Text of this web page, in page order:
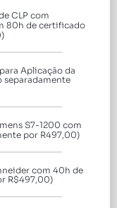
CLP com
80h de certificado
Aplicação da
separadamente
S7-1200 com
por R497,00)
com 40h de
R$497,00)